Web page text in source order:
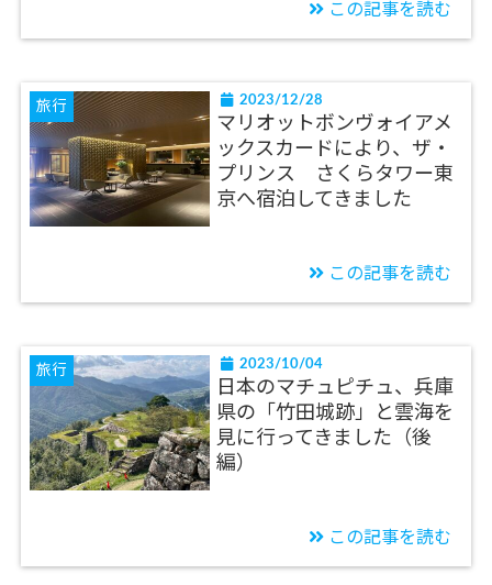
この記事を読む
旅行 2023/12/28
マリオットボンヴォイアメ
ックスカードにより、ザ・
プリンス さくらタワー東
京へ宿泊してきました
この記事を読む
旅行 2023/10/04
日本のマチュピチュ、兵庫
県の「竹田城跡」と雲海を
見に行ってきました（後
編）
この記事を読む